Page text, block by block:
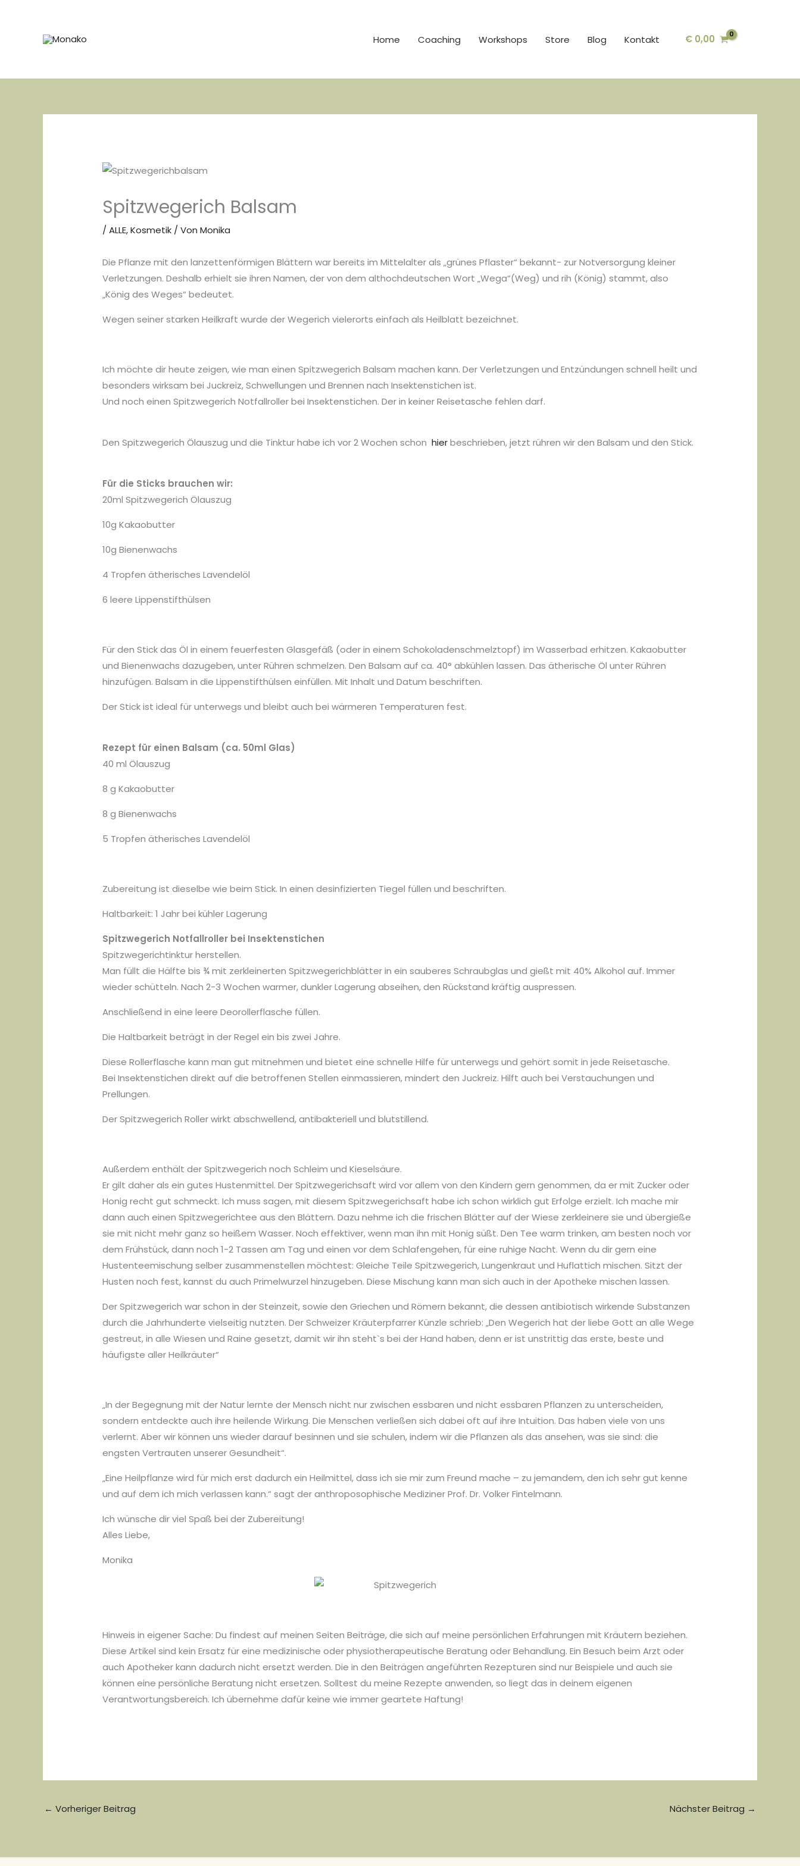
Home Coaching Workshops Store Blog Kontakt € 0,00
Spitzwegerich Balsam
/ALLE,Kosmetik / VonMonika
Die Pflanze mit den lanzettenförmigen Blättern war bereits im Mittelalter als „grünes Pflaster“ bekannt- zur Notversorgung kleiner
Verletzungen. Deshalb erhielt sie ihren Namen, der von dem althochdeutschen Wort „Wega“(Weg) und rih (König) stammt, also
„König des Weges“ bedeutet.
Wegen seiner starken Heilkraft wurde der Wegerich vielerorts einfach als Heilblatt bezeichnet.
Ich möchte dir heute zeigen, wie man einen Spitzwegerich Balsam machen kann. Der Verletzungen und Entzündungen schnell heilt und
besonders wirksam bei Juckreiz, Schwellungen und Brennen nach Insektenstichen ist.
Und noch einen Spitzwegerich Notfallroller bei Insektenstichen. Der in keiner Reisetasche fehlen darf.
Den Spitzwegerich Ölauszug und die Tinktur habe ich vor 2 Wochen schonhierbeschrieben, jetzt rühren wir den Balsam und den Stick.
Für die Sticks brauchen wir:
20ml Spitzwegerich Ölauszug
10g Kakaobutter
10g Bienenwachs
4 Tropfen ätherisches Lavendelöl
6 leere Lippenstifthülsen
Für den Stick das Öl in einem feuerfesten Glasgefäß (oder in einem Schokoladenschmelztopf) im Wasserbad erhitzen. Kakaobutter
und Bienenwachs dazugeben, unter Rühren schmelzen. Den Balsam auf ca. 40° abkühlen lassen. Das ätherische Öl unter Rühren
hinzufügen. Balsam in die Lippenstifthülsen einfüllen. Mit Inhalt und Datum beschriften.
Der Stick ist ideal für unterwegs und bleibt auch bei wärmeren Temperaturen fest.
Rezept für einen Balsam (ca. 50ml Glas)
40 ml Ölauszug
8 g Kakaobutter
8 g Bienenwachs
5 Tropfen ätherisches Lavendelöl
Zubereitung ist dieselbe wie beim Stick. In einen desinfizierten Tiegel füllen und beschriften.
Haltbarkeit: 1 Jahr bei kühler Lagerung
Spitzwegerich Notfallroller bei Insektenstichen
Spitzwegerichtinktur herstellen.
Man füllt die Hälfte bis ¾ mit zerkleinerten Spitzwegerichblätter in ein sauberes Schraubglas und gießt mit 40% Alkohol auf. Immer
wieder schütteln. Nach 2-3 Wochen warmer, dunkler Lagerung abseihen, den Rückstand kräftig auspressen.
Anschließend in eine leere Deorollerflasche füllen.
Die Haltbarkeit beträgt in der Regel ein bis zwei Jahre.
Diese Rollerflasche kann man gut mitnehmen und bietet eine schnelle Hilfe für unterwegs und gehört somit in jede Reisetasche.
Bei Insektenstichen direkt auf die betroffenen Stellen einmassieren, mindert den Juckreiz. Hilft auch bei Verstauchungen und
Prellungen.
Der Spitzwegerich Roller wirkt abschwellend, antibakteriell und blutstillend.
Außerdem enthält der Spitzwegerich noch Schleim und Kieselsäure.
Er gilt daher als ein gutes Hustenmittel. Der Spitzwegerichsaft wird vor allem von den Kindern gern genommen, da er mit Zucker oder
Honig recht gut schmeckt. Ich muss sagen, mit diesem Spitzwegerichsaft habe ich schon wirklich gut Erfolge erzielt. Ich mache mir
dann auch einen Spitzwegerichtee aus den Blättern. Dazu nehme ich die frischen Blätter auf der Wiese zerkleinere sie und übergieße
sie mit nicht mehr ganz so heißem Wasser. Noch effektiver, wenn man ihn mit Honig süßt. Den Tee warm trinken, am besten noch vor
dem Frühstück, dann noch 1-2 Tassen am Tag und einen vor dem Schlafengehen, für eine ruhige Nacht. Wenn du dir gern eine
Hustenteemischung selber zusammenstellen möchtest: Gleiche Teile Spitzwegerich, Lungenkraut und Huflattich mischen. Sitzt der
Husten noch fest, kannst du auch Primelwurzel hinzugeben. Diese Mischung kann man sich auch in der Apotheke mischen lassen.
Der Spitzwegerich war schon in der Steinzeit, sowie den Griechen und Römern bekannt, die dessen antibiotisch wirkende Substanzen
durch die Jahrhunderte vielseitig nutzten. Der Schweizer Kräuterpfarrer Künzle schrieb: „Den Wegerich hat der liebe Gott an alle Wege
gestreut, in alle Wiesen und Raine gesetzt, damit wir ihn steht`s bei der Hand haben, denn er ist unstrittig das erste, beste und
häufigste aller Heilkräuter“
„In der Begegnung mit der Natur lernte der Mensch nicht nur zwischen essbaren und nicht essbaren Pflanzen zu unterscheiden,
sondern entdeckte auch ihre heilende Wirkung. Die Menschen verließen sich dabei oft auf ihre Intuition. Das haben viele von uns
verlernt. Aber wir können uns wieder darauf besinnen und sie schulen, indem wir die Pflanzen als das ansehen, was sie sind: die
engsten Vertrauten unserer Gesundheit“.
„Eine Heilpflanze wird für mich erst dadurch ein Heilmittel, dass ich sie mir zum Freund mache – zu jemandem, den ich sehr gut kenne
und auf dem ich mich verlassen kann.“ sagt der anthroposophische Mediziner Prof. Dr. Volker Fintelmann.
Ich wünsche dir viel Spaß bei der Zubereitung!
Alles Liebe,
Monika
Hinweis in eigener Sache: Du findest auf meinen Seiten Beiträge, die sich auf meine persönlichen Erfahrungen mit Kräutern beziehen.
Diese Artikel sind kein Ersatz für eine medizinische oder physiotherapeutische Beratung oder Behandlung. Ein Besuch beim Arzt oder
auch Apotheker kann dadurch nicht ersetzt werden. Die in den Beiträgen angeführten Rezepturen sind nur Beispiele und auch sie
können eine persönliche Beratung nicht ersetzen. Solltest du meine Rezepte anwenden, so liegt das in deinem eigenen
Verantwortungsbereich. Ich übernehme dafür keine wie immer geartete Haftung!
← Vorheriger Beitrag Nächster Beitrag →